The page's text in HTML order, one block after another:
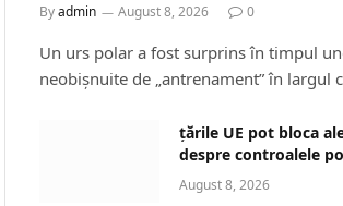
Byadmin August 8, 2026 0
Un urs polar a fost surprins în timpul
neobișnuite de „antrenament” în largul
țările UE pot bloca
despre controalele
August 8, 2026